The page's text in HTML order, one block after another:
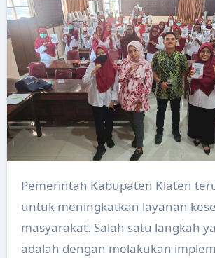
Pemerintah Kabupaten Klaten terus berupaya
untuk meningkatkan layanan
masyarakat. Salah satu langkah
adalah dengan melakukan